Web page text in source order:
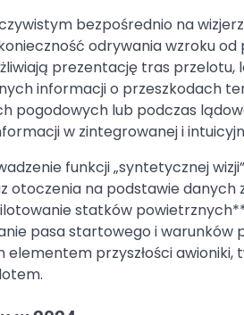
bezpośrednio na
odrywania wzroku
prezentację tras przelotu,
informacji o przeszkodach
pogodowych lub podczas
w zintegrowanej i
funkcji „syntetycznej
otoczenia na podstawie
statków
pasa startowego i warunków
przyszłości